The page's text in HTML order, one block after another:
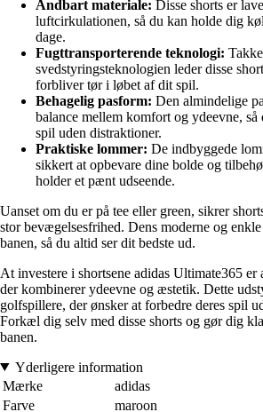
Åndbart materiale: Disse shorts er
luftcirkulationen, så du kan holde dig
dage.
Fugttransporterende teknologi:
svedstyringsteknologien leder disse
forbliver tør i løbet af dit spil.
Behagelig pasform: Den almindelige
balance mellem komfort og ydeevne,
spil uden distraktioner.
Praktiske lommer: De indbyggede
sikkert at opbevare dine bolde og
holder et pænt udseende.
Uanset om du er på tee eller green, sikrer
stor bevægelsesfrihed. Dens moderne og
banen, så du altid ser dit bedste ud.
At investere i shortsene adidas Ultimate365
der kombinerer ydeevne og æstetik. Dette
golfspillere, der ønsker at forbedre deres spil
Forkæl dig selv med disse shorts og gør dig
banen.
Yderligere information
Mærke
adidas
Farve
maroon